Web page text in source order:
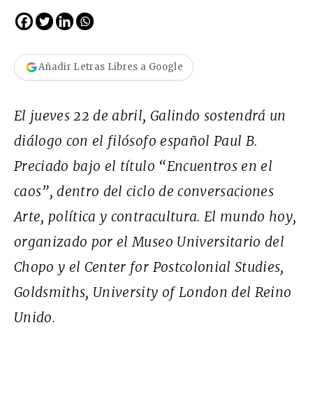
Añadir Letras Libres a Google
El jueves 22 de abril, Galindo sostendrá un
diálogo con el filósofo español Paul B.
Preciado bajo el título “Encuentros en el
caos”, dentro del ciclo de conversaciones
Arte, política y contracultura. El mundo hoy,
organizado por el Museo Universitario del
Chopo y el Center for Postcolonial Studies,
Goldsmiths, University of London del Reino
Unido.